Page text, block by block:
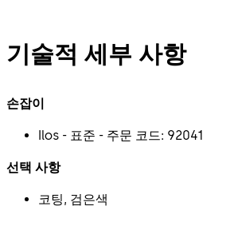
기술적 세부 사항
손잡이
Ilos - 표준 - 주문 코드: 92041
선택 사항
코팅, 검은색